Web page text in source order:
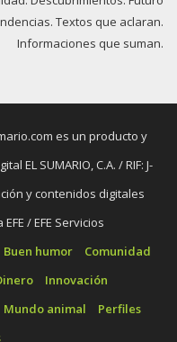
Textos que aclaran.
Informaciones que suman.
es un producto y
EL SUMARIO, C.A. / RIF: J-
y contenidos digitales
/ EFE Servicios
Buen humor
Comunidad
Innovación
Mundo animal
Perfiles